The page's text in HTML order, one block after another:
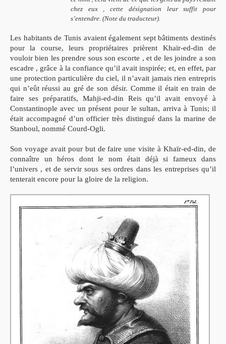
chez eux , cette désignation leur suffit pour
s’entendre. (Note du traducteur).
Les habitants de Tunis avaient également sept bâtiments destinés
pour la course, leurs propriétaires prièrent Khaïr-ed-din de
vouloir bien les prendre sous son escorte , et de les joindre a son
escadre , grâce à la confiance qu’il avait inspirée; et, en effet, par
une protection particulière du ciel, il n’avait jamais rien entrepris
qui n’eût réussi au gré de son désir. Comme il était en train de
faire ses préparatifs, Mahji-ed-din Reis qu’il avait envoyé à
Constantinople avec un présent pour le sultan, arriva à Tunis; il
était accompagné d’un officier très distingué dans la marine de
Stanboul, nommé Courd-Ogli.
Son voyage avait pour but de faire une visite à Khaïr-ed-din, de
connaître un héros dont le nom était déjà si fameux dans
l’univers , et de servir sous ses ordres dans les entreprises qu’il
tenterait encore pour la gloire de la religion.